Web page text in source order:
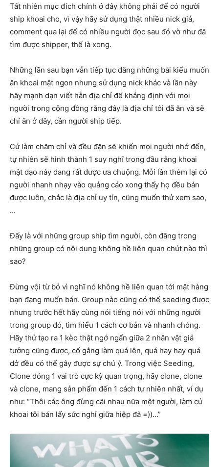
Tất nhiên mục đích chính ở đây không phải để có người
ship khoai cho, vì vậy hãy sử dụng thật nhiều nick giả,
comment qua lại để có nhiều người đọc sau đó vờ như đã
tìm được shipper, thế là xong.
Những lần sau bạn vẫn tiếp tục đăng những bài kiểu muốn
ăn khoai mật ngon nhưng sử dụng nick khác và lần này
hãy mạnh dạn viết hẳn địa chỉ để khẳng định với mọi
người trong cộng đồng rằng đây là địa chỉ tôi đã ăn và sẽ
chỉ ăn ở đây, cần người ship tiếp.
Cứ làm chăm chỉ và đều đặn sẽ khiến mọi người nhớ đến,
tự nhiên sẽ hình thành 1 suy nghĩ trong đầu rằng khoai
mật dạo này đang rất được ưa chuộng. Mỗi lần thèm lại có
người nhanh nhạy vào quảng cáo xong thấy họ đều bán
được luôn, chắc là địa chỉ uy tín, cũng muốn thử xem sao,
…
Đấy là với những group ship tìm người, còn đăng trong
những group có nội dung không hề liên quan chút nào thì
sao?
Đừng vội từ bỏ vì nghĩ nó không hề liên quan tới mặt hàng
bạn đang muốn bán. Group nào cũng có thể seeding được
nhưng trước hết hãy cùng nói tiếng nói với những người
trong group đó, tìm hiểu 1 cách cơ bản và nhanh chóng.
Hãy thử tạo ra 1 kèo thật ngớ ngẩn giữa 2 nhân vật giả
tưởng cũng được, cố gắng làm quá lên, quá hay hay quá
dở đều có thể gây được sự chú ý. Trong việc Seeding,
Clone đóng 1 vai trò cực kỳ quan trọng, hãy clone, clone
và clone, mang sản phẩm đến 1 cách tự nhiên nhất, ví dụ
như: “Thôi các ông đừng cãi nhau nữa mệt người, làm củ
khoai tôi bán lấy sức nghỉ giữa hiệp đã =))…”